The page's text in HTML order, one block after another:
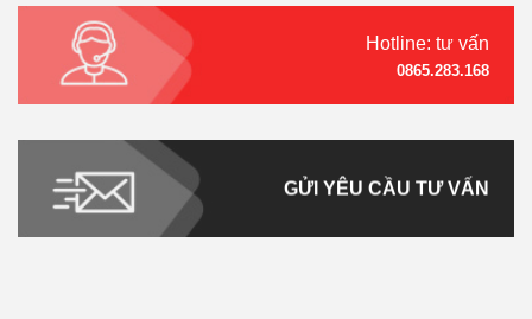
Hotline: tư vấn
0865.283.168
GỬI YÊU CẦU TƯ VẤN